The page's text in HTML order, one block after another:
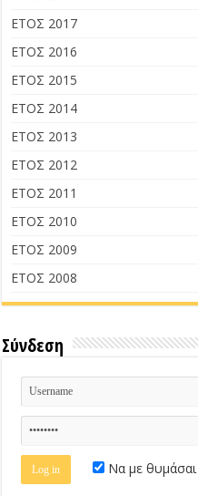
ΕΤΟΣ 2017
ΕΤΟΣ 2016
ΕΤΟΣ 2015
ΕΤΟΣ 2014
ΕΤΟΣ 2013
ΕΤΟΣ 2012
ΕΤΟΣ 2011
ΕΤΟΣ 2010
ΕΤΟΣ 2009
ΕΤΟΣ 2008
Σύνδεση
Να με θυμάσαι